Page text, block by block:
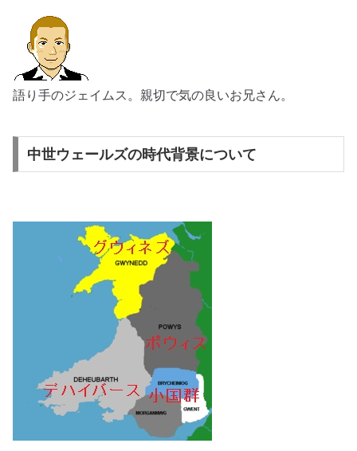
語り手のジェイムス。親切で気の良いお兄さん。
中世ウェールズの時代背景について